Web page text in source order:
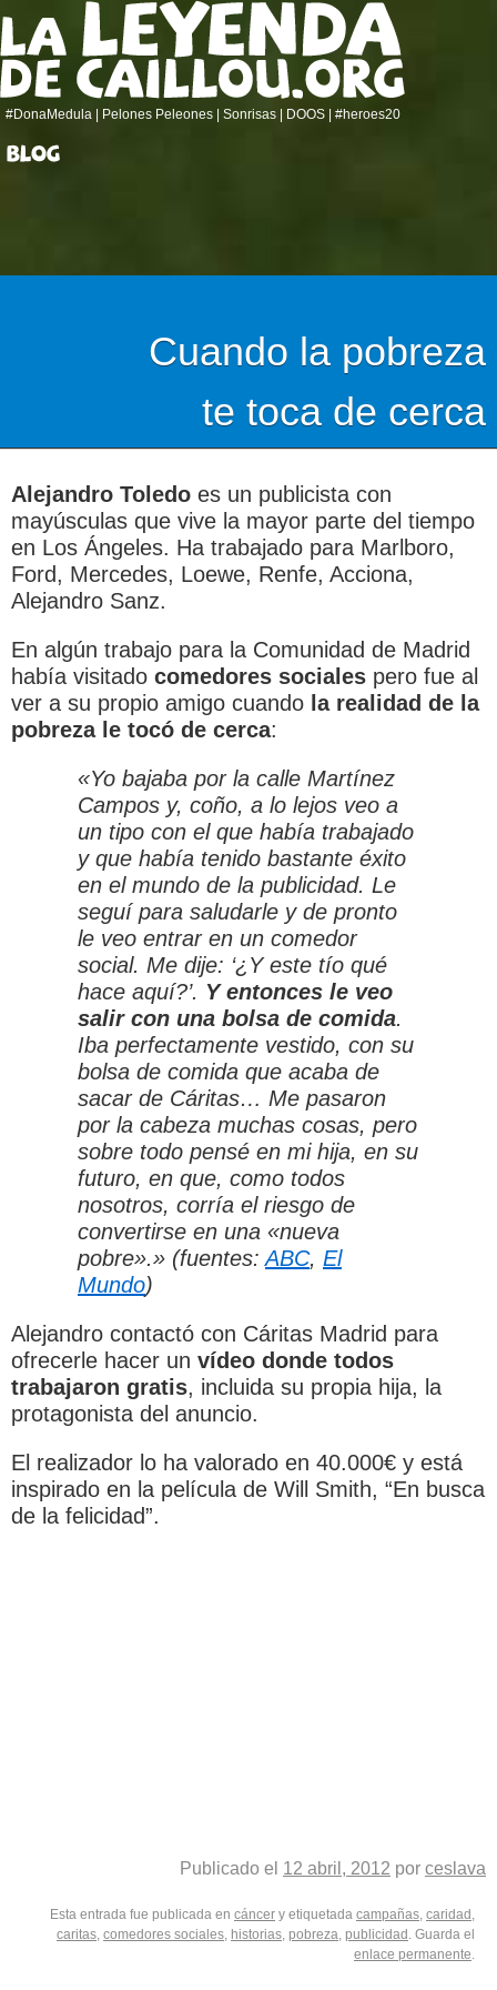
#DonaMedula | Pelones Peleones | Sonrisas DOOS #heroes20
Cuando la pobreza
te toca de cerca
Alejandro Toledo es un publicista con
mayúsculas que vive la mayor parte del tiempo
en Los Ángeles. Ha trabajado para Marlboro,
Ford, Mercedes, Loewe, Renfe, Acciona,
Alejandro Sanz.
En algún trabajo para la Comunidad de Madrid
había visitado comedores sociales pero fue al
ver a su propio amigo cuando la realidad de la
pobreza le tocó de cerca:
«Yo bajaba por la calle Martínez
Campos y, coño, a lo lejos veo a
un tipo con el que había trabajado
y que había tenido bastante éxito
en el mundo de la publicidad. Le
seguí para saludarle y de pronto
le veo entrar en un comedor
social. Me dije: ‘¿Y este tío qué
hace aquí?’. Y entonces le veo
salir con una bolsa de comida.
Iba perfectamente vestido, con su
bolsa de comida que acaba de
sacar de Cáritas… Me pasaron
por la cabeza muchas cosas, pero
sobre todo pensé en mi hija, en su
futuro, en que, como todos
nosotros, corría el riesgo de
convertirse en una «nueva
pobre».» (fuentes:ABC, El
Mundo)
Alejandro contactó con Cáritas Madrid para
ofrecerle hacer un vídeo donde todos
trabajaron gratis, incluida su propia hija, la
protagonista del anuncio.
El realizador lo ha valorado en 40.000€ y está
inspirado en la película de Will Smith, “En busca
de la felicidad”.
Publicado el 12 abril, 2012 por ceslava
Esta entrada fue publicada en cáncer y etiquetada campañas, caridad ,
caritas, comedores sociales, historias, pobreza, publicidad . Guarda el
enlace permanente.